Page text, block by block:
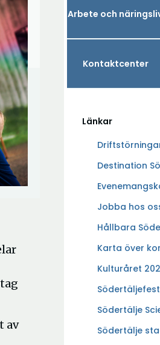
Arbete och
Kontaktcenter
Länkar
Destination
Ö
p
n
a
y
t
f
ö
Jobba hos
Ö
p
n
a
y
t
Hållbara
Karta över
Kulturåret
Södertälje
Ö
p
Södertälje
av